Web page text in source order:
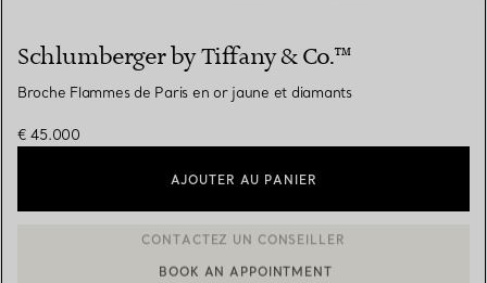
Schlumberger by Tiffany & Co.™
Broche Flammes de Paris en or jaune et diamants
€ 45.000
AJOUTER AU PANIER
CONTACTER UN CONSEILLER CLIENT OU PRENDRE RENDEZ-